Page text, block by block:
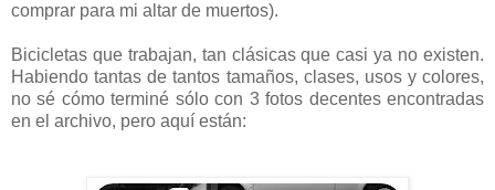
comprar para mi altar de muertos).
Bicicletas que trabajan, tan clásicas que casi ya no existen.
Habiendo tantas de tantos tamaños, clases, usos y colores,
no sé cómo terminé sólo con 3 fotos decentes encontradas
en el archivo, pero aquí están: